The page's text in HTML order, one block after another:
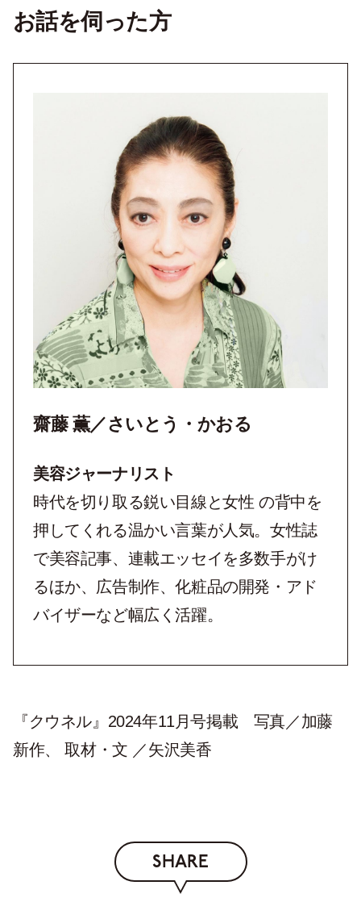
お話を伺った方
齋藤 薫／さいとう・かおる
美容ジャーナリスト
時代を切り取る鋭い目線と女性 の背中を
押してくれる温かい言葉が人気。女性誌
で美容記事、連載エッセイを多数手がけ
るほか、広告制作、化粧品の開発・アド
バイザーなど幅広く活躍。
『クウネル』2024年11月号掲載 写真／加藤
新作、 取材・文 ／矢沢美香
SHARE